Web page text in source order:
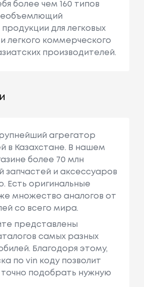
более чем 160 типов
для легковых
легкого коммерческого
производителей.
агрегатор
в Казахстане. В нашем
более 70 млн
запчастей и аксессуаров
Есть оригинальные
множество аналогов от
со всего мира.
представлены
самых разных
Благодоря этому,
по vin коду позволит
подобрать нужную